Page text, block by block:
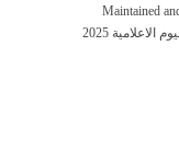
Maintained